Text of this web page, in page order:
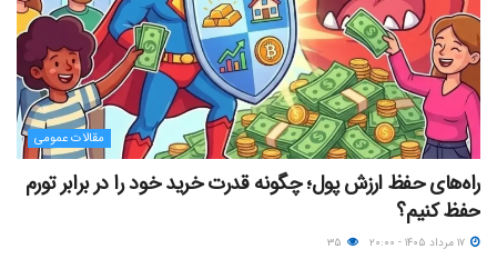
مقالات عمومی
راه‌های حفظ ارزش پول؛ چگونه قدرت خرید خود را در برابر تورم
حفظ کنیم؟